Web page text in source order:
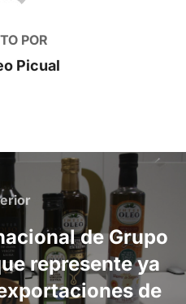
POR
Picual
Anterior
de Grupo
represente ya
de